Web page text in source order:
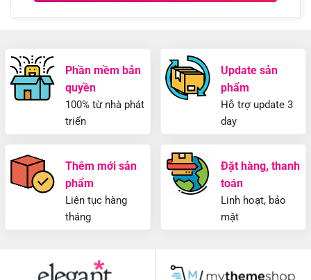
Phần mềm bản
quyền
100% từ nhà phát
triển
Update sản
phẩm
Hỗ trợ update 3
day
Thêm mới sản
phẩm
Liên tục hàng
tháng
Đặt hàng, thanh
toán
Linh hoạt, bảo
mật